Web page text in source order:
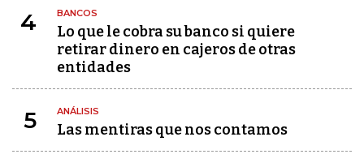
4 BANCOS
Lo que le cobra su banco si quiere
retirar dinero en cajeros de otras
entidades
5 ANÁLISIS
Las mentiras que nos contamos